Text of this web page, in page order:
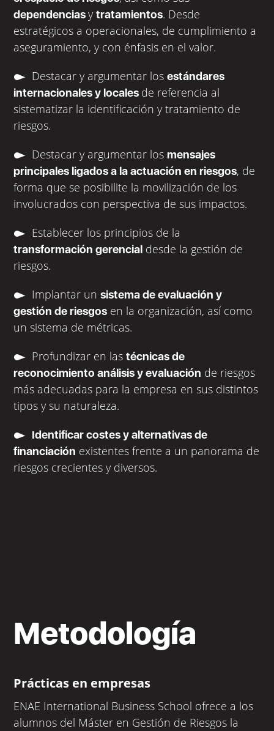
dependenciasytratamientos. Desde
estratégicos a operacionales, de cumplimiento a
aseguramiento, y con énfasis en el valor.
Destacar y argumentar losestándares
internacionales y locales de referencia al
sistematizar la identificación y tratamiento de
riesgos.
Destacar y argumentar losmensajes
principales ligados a la actuación en riesgos, de
forma que se posibilite la movilización de los
involucrados con perspectiva de sus impactos.
Establecer los principios de la
transformación gerencial desde la gestión de
riesgos.
Implantar unsistema de evaluación y
gestión de riesgos en la organización, así como
un sistema de métricas.
Profundizar en lastécnicas de
reconocimiento análisis y evaluación de riesgos
más adecuadas para la empresa en sus distintos
tipos y su naturaleza.
Identificar costes y alternativas de
financiación existentes frente a un panorama de
riesgos crecientes y diversos.
Metodología
Prácticas en empresas
ENAE International Business School ofrece a los
alumnos del Máster en Gestión de Riesgos la